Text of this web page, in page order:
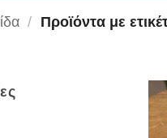
/ Προϊόντα με